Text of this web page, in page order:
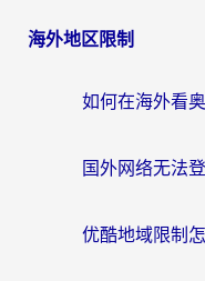
海外地区限制